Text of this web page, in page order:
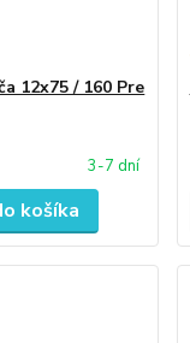
12x75 / 160 Pre
3-7 dní
košíka